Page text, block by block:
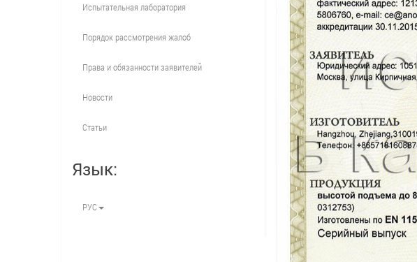
Испытательная лаборатория
Порядок рассмотрения жалоб
Права и обязанности заявителей
Новости
Статьи
Язык:
РУС